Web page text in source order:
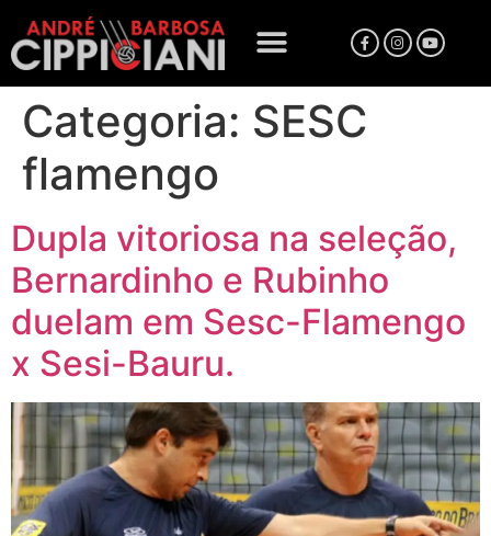
Categoria: SESC
flamengo
Dupla vitoriosa na seleção,
Bernardinho e Rubinho
duelam em Sesc-Flamengo
x Sesi-Bauru.